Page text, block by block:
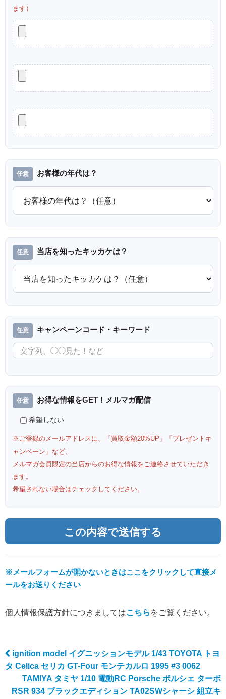
ます）
お客様の年代は？
当店を知ったキッカケは？
キャンペーンコード・キーワード
お得な情報をGET！メルマガ配信
希望しない
※ご登録のメールアドレスに、「買取金額20%UP」「プレゼントキ
ャンペーン」など、
メルマガ会員限定の当店からのお得な情報をご連絡させていただき
ます。
希望されない場合はチェックしてください。
※メールフォームが開かないときはここをクリックして直接メ
ールをお送りください
個人情報保護方針につきましてはこちら をご覧ください。
Post navigation
ignition model イグニッションモデル 1/43 TOYOTA トヨ
タ Celica セリカ GT-Four モンテカルロ 1995 #3 0062
TAMIYA タミヤ 1/10 電動RC Porsche ポルシェ ターボ
RSR 934 ブラックエディション TA02SWシャーシ 組立キ